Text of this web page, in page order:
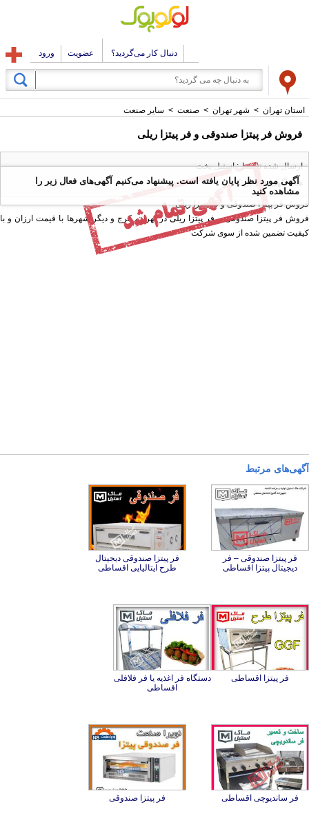
دنبال کار می‌گردید؟ عضویت ورود
استان تهران > شهر تهران > صنعت > سایر صنعت
فروش فر پیتزا صندوقی و فر پیتزا ریلی
ارسال شده توسط : استیل پخت
همه آگهی های این کاربر
فروش فر پیتزا صندوقی و فر پیتزا ریلی
فروش فر پیتزا صندوقی و فر پیتزا ریلی در تهران، کرج و دیگر شهرها با قیمت ارزان و با
کیفیت تضمین شده از سوی شرکت
آگهی مورد نظر پایان یافته است. پیشنهاد می‌کنیم آگهی‌های فعال زیر را
مشاهده کنید
آگهی‌های مرتبط
فر پیتزا صندوقی – فر
دیجیتال پیتزا اقساطی
فر پیتزا صندوقی دیجیتال
طرح ایتالیایی اقساطی
فر پیتزا اقساطی
دستگاه فر اغذیه یا فر فلافلی
اقساطی
فر ساندیوچی اقساطی فر پیتزا صندوقی